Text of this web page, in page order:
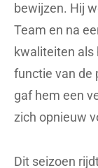
bewijzen. Hij
Team en na
kwaliteiten als
functie van de
gaf hem een
zich opnieuw
Dit seizoen